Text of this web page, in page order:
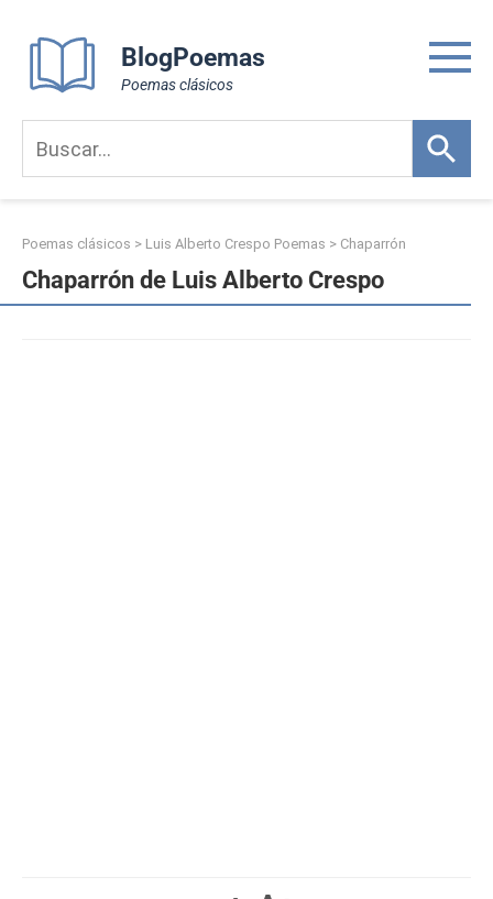
content
BlogPoemas
Poemas clásicos
Poemas clásicos > Luis Alberto Crespo Poemas > Chaparrón
Chaparrón de Luis Alberto Crespo